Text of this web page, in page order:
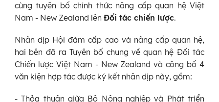
cùng tuyên bố chính thức nâng cấp quan hệ Việt
Nam - New Zealand lên Đối tác chiến lược.
Nhân dịp Hội đàm cấp cao và nâng cấp quan hệ,
hai bên đã ra Tuyên bố chung về quan hệ Đối tác
Chiến lược Việt Nam - New Zealand và công bố 4
văn kiện hợp tác được ký kết nhân dịp này, gồm:
- Thỏa thuận giữa Bộ Nông nghiệp và Phát triển